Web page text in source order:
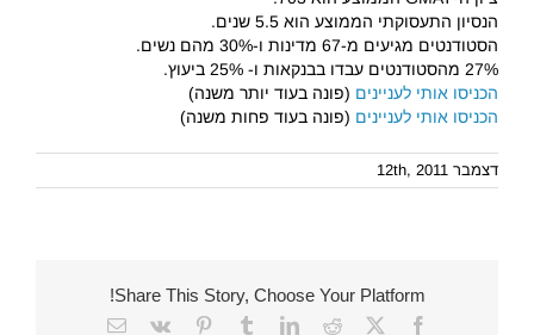
הנסיון התעסוקתי הממוצע הוא 5.5 שנים.
הסטודנטים מגיעים מ-67 מדינות ו-30% מהם נשים.
27% מהסטודנטים עבדו בבנקאות ו- 25% ביעוץ.
הכניסו אותי לעניינים (פונה בעוד יותר משנה)
הכניסו אותי לעניינים (פונה בעוד פחות משנה)
דצמבר 12th, 2011
Share This Story, Choose Your Platform!
Facebook
X
Reddit
LinkedIn
Tumblr
Pinterest
Vk
Email